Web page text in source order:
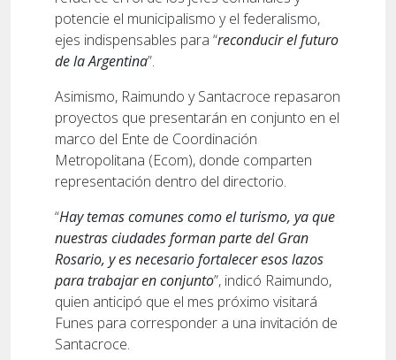
potencie el municipalismo y el federalismo,
ejes indispensables para “reconducir el futuro
de la Argentina”.
Asimismo, Raimundo y Santacroce repasaron
proyectos que presentarán en conjunto en el
marco del Ente de Coordinación
Metropolitana (Ecom), donde comparten
representación dentro del directorio.
“Hay temas comunes como el turismo, ya que
nuestras ciudades forman parte del Gran
Rosario, y es necesario fortalecer esos lazos
para trabajar en conjunto”, indicó Raimundo,
quien anticipó que el mes próximo visitará
Funes para corresponder a una invitación de
Santacroce.